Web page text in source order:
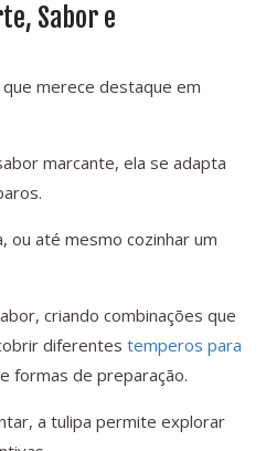
Sabor e
merece destaque em
marcante, ela se adapta
ou até mesmo cozinhar um
criando combinações que
diferentes temperos para
formas de preparação.
a tulipa permite explorar